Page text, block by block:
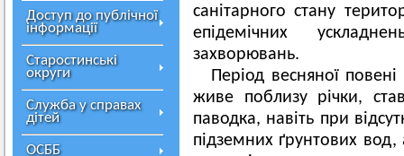
Доступ до публічної
інформації
Старостинські
округи
Служба у справах
дітей
ОСББ
санітарного стану
епідемічних
захворювань.
Період весняної
живе поблизу річки,
паводка, навіть при
підземних ґрунтових